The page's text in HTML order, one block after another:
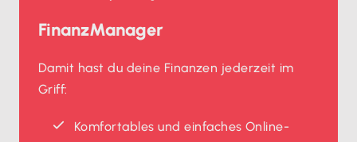
FinanzManager
Damit hast du deine Finanzen jederzeit im
Griff:
Komfortables und einfaches Online-